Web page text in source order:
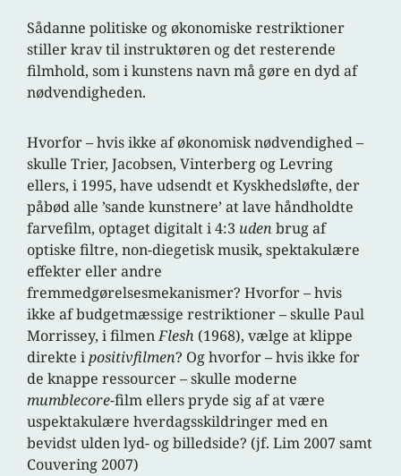
Sådanne politiske og økonomiske restriktioner
stiller krav til instruktøren og det resterende
filmhold, som i kunstens navn må gøre en dyd af
nødvendigheden.
Hvorfor – hvis ikke af økonomisk nødvendighed –
skulle Trier, Jacobsen, Vinterberg og Levring
ellers, i 1995, have udsendt et Kyskhedsløfte, der
påbød alle ’sande kunstnere’ at lave håndholdte
farvefilm, optaget digitalt i 4:3 udenbrug af
optiske filtre, non-diegetisk musik, spektakulære
effekter eller andre
fremmedgørelsesmekanismer? Hvorfor – hvis
ikke af budgetmæssige restriktioner – skulle Paul
Morrissey, i filmenFlesh (1968), vælge at klippe
direkte ipositivfilmen? Og hvorfor – hvis ikke for
de knappe ressourcer – skulle moderne
mumblecore-film ellers pryde sig af at være
uspektakulære hverdagsskildringer med en
bevidst ulden lyd- og billedside? (jf. Lim 2007 samt
Couvering 2007)